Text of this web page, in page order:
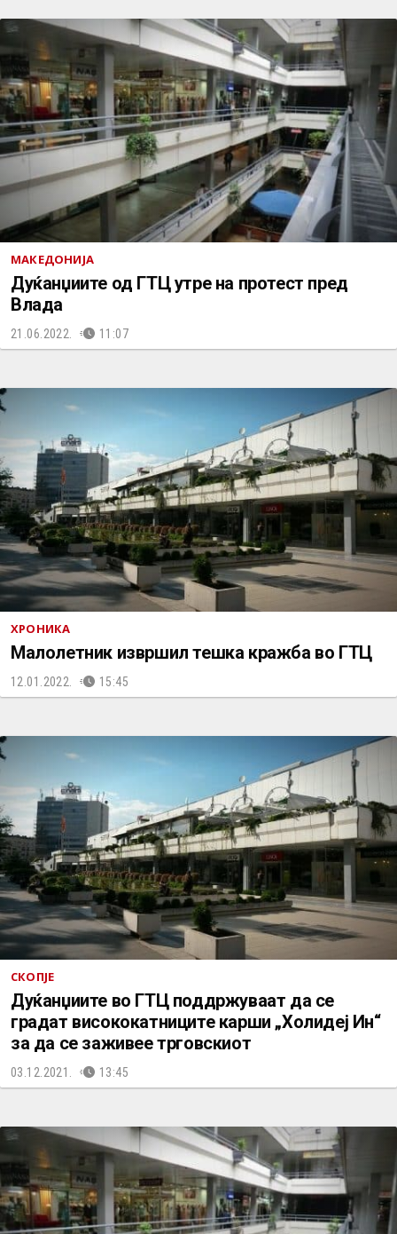
МАКЕДОНИЈА
Дуќанџиите од ГТЦ утре на протест пред
Влада
21.06.2022. 11:07
ХРОНИКА
Малолетник извршил тешка кражба во ГТЦ
12.01.2022. 15:45
СКОПЈЕ
Дуќанџиите во ГТЦ поддржуваат да се
градат висококатниците карши „Холидеј Ин“
за да се заживее трговскиот
03.12.2021. 13:45